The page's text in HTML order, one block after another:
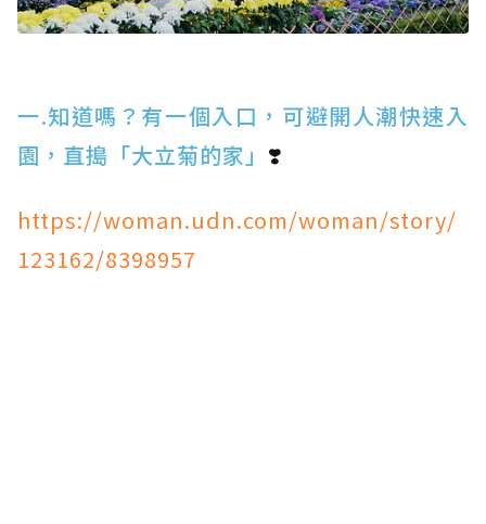
一.知道嗎？有一個入口，可避開人潮快速入
園，直搗「大立菊的家」 ❣️
https://woman.udn.com/woman/story/
123162/8398957